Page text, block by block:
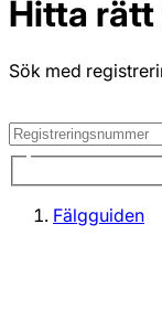
Hitta rätt
Sök med
Fälgguiden